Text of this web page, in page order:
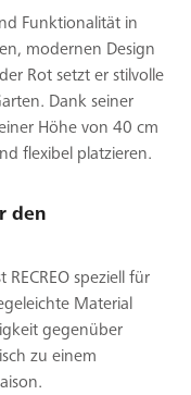
Funktionalität in
modernen Design
Rot setzt er stilvolle
Dank seiner
Höhe von 40 cm
flexibel platzieren.
den
speziell für
Material
gegenüber
zu einem